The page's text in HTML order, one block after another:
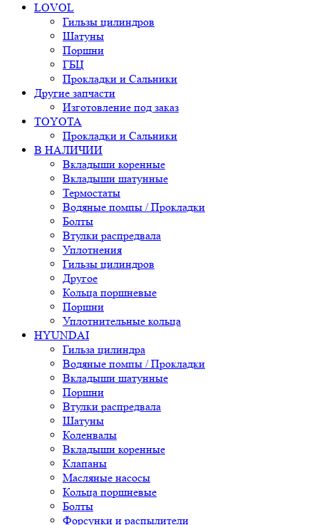
LOVOL
Гильзы цилиндров
Шатуны
Поршни
ГБЦ
Прокладки и Сальники
Другие запчасти
Изготовление под заказ
TOYOTA
Прокладки и Сальники
В НАЛИЧИИ
Вкладыши коренные
Вкладыши шатунные
Термостаты
Водяные помпы / Прокладки
Болты
Втулки распредвала
Уплотнения
Гильзы цилиндров
Другое
Кольца поршневые
Поршни
Уплотнительные кольца
HYUNDAI
Гильза цилиндра
Водяные помпы / Прокладки
Вкладыши шатунные
Поршни
Втулки распредвала
Шатуны
Коленвалы
Вкладыши коренные
Клапаны
Масляные насосы
Кольца поршневые
Болты
Форсунки и распылители